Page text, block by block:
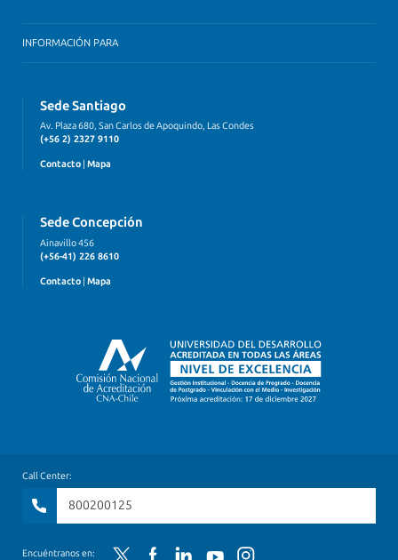
INFORMACIÓN PARA
Sede Santiago
Av. Plaza 680, San Carlos de Apoquindo, Las Condes
(+56 2) 2327 9110
Contacto Mapa
Sede Concepción
Ainavillo 456
(+56-41) 226 8610
Contacto | Mapa
Call Center:
800200125
Encuéntranos en: Twitter FacebookLinkedInYouTubeInstagram